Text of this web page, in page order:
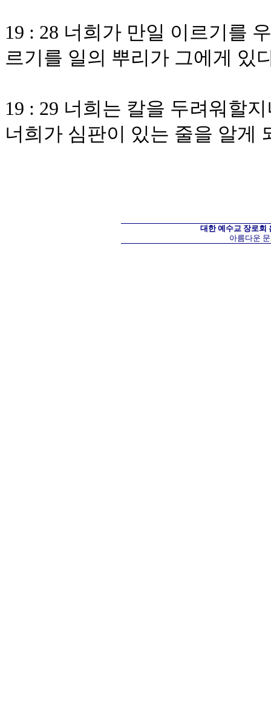
19 : 28 너희가 만일 이르기를
르기를 일의 뿌리가 그에게 있
19 : 29 너희는 칼을 두려워할
너희가 심판이 있는 줄을 알게
대한 예수교 장로회
아름다운